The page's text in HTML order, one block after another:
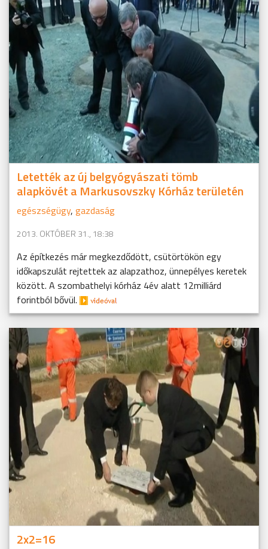
Letették az új belgyógyászati tömb
alapkövét a Markusovszky Kórház területén
egészségügy, gazdaság
2013. OKTÓBER 31., 18:38
Az építkezés már megkezdődött, csütörtökön egy
időkapszulát rejtettek az alapzathoz, ünnepélyes keretek
között. A szombathelyi kórház 4év alatt 12milliárd
forintból bővül.
2x2=16